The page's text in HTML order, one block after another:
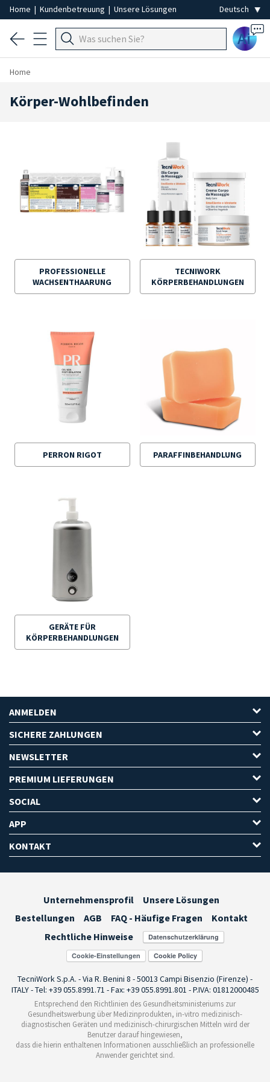
Home | Kundenbetreuung | Unsere Lösungen
Ai
Home
Körper-Wohlbefinden
PROFESSIONELLE
WACHSENTHAARUNG
TECNIWORK
KÖRPERBEHANDLUNGEN
PERRON RIGOT PARAFFINBEHANDLUNG
GERÄTE FÜR
KÖRPERBEHANDLUNGEN
ANMELDEN
SICHERE ZAHLUNGEN
NEWSLETTER
PREMIUM LIEFERUNGEN
SOCIAL
APP
KONTAKT
Unternehmensprofil
Unsere Lösungen
Bestellungen
AGB FAQ - Häufige Fragen
Kontakt
Rechtliche Hinweise
Cookie-Einstellungen
TecniWork S.p.A. - Via R. Benini 8 - 50013 Campi Bisenzio (Firenze) -
ITALY - Tel: +39 055.8991.71 - Fax: +39 055.8991.801 - P.IVA: 01812000485
Entsprechend den Richtlinien des Gesundheitsministeriums zur
Gesundheitswerbung über Medizinprodukten, in-vitro medizinisch-
diagnostischen Geräten und medizinisch-chirurgischen Mitteln wird der
Benutzer darauf hingewiesen,
dass die hierin enthaltenen Informationen ausschließlich an professionelle
Anwender gerichtet sind.